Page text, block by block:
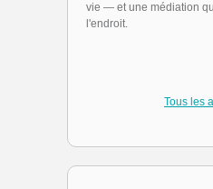
vie — et une médiation
l'endroit.
Tous les